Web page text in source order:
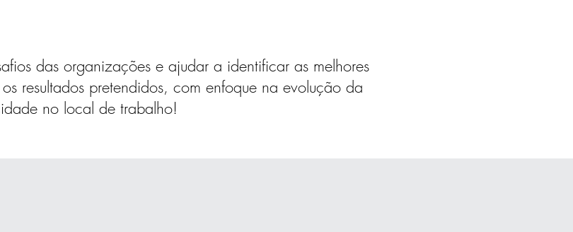
das organizações e ajudar a identificar as melhores
resultados pretendidos, com enfoque na evolução da
no local de trabalho!